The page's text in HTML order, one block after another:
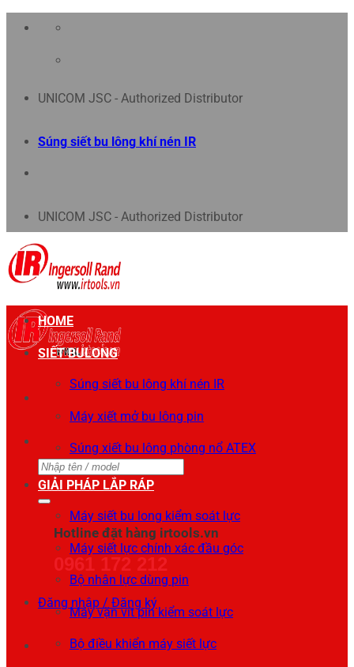
Chuyển
UNICOM JSC - Authorized Distributor
Súng siết bu lông khí nén IR
UNICOM JSC - Authorized Distributor
Tìm
kiếm:
Hotline đặt hàng irtools.vn
0961 172 212
Đăng nhập / Đăng ký
HOME
SIẾT BULONG
Súng siết bu lông khí nén IR
Máy xiết mở bu lông pin
Súng xiết bu lông phòng nổ ATEX
GIẢI PHÁP LẮP RÁP
Máy siết bu long kiểm soát lực
Máy siết lực chính xác đầu góc
Bộ nhân lực dùng pin
Máy vặn vít pin kiểm soát lực
Bộ điều khiển máy siết lực